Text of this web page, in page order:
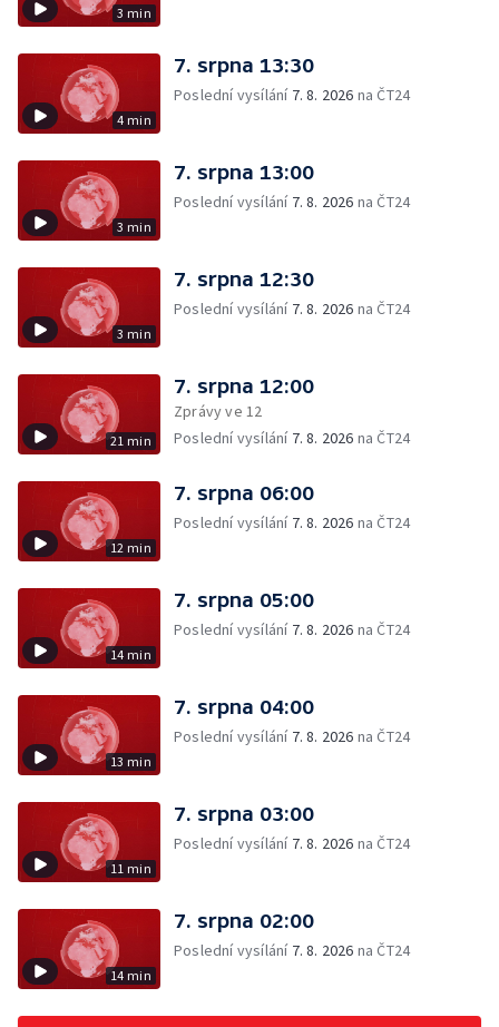
3 min
4 min
7. srpna 13:30
Poslední vysílání 7. 8. 2026 na ČT24
3 min
7. srpna 13:00
Poslední vysílání 7. 8. 2026 na ČT24
3 min
7. srpna 12:30
Poslední vysílání 7. 8. 2026 na ČT24
21 min
7. srpna 12:00
Zprávy ve 12
Poslední vysílání 7. 8. 2026 na ČT24
12 min
7. srpna 06:00
Poslední vysílání 7. 8. 2026 na ČT24
14 min
7. srpna 05:00
Poslední vysílání 7. 8. 2026 na ČT24
13 min
7. srpna 04:00
Poslední vysílání 7. 8. 2026 na ČT24
11 min
7. srpna 03:00
Poslední vysílání 7. 8. 2026 na ČT24
14 min
7. srpna 02:00
Poslední vysílání 7. 8. 2026 na ČT24